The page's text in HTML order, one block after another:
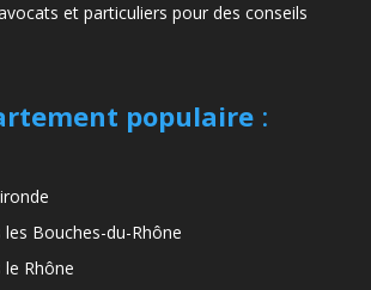
et particuliers pour des conseils
populaire:
Bouches-du-Rhône
Rhône